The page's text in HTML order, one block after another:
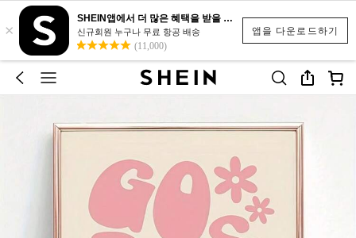
앱을 다운로드하기
×
SHEIN앱에서 더 많은 혜택을 받을 수 있어요.
신규회원 누구나 무료 항공 배송
(11,000)